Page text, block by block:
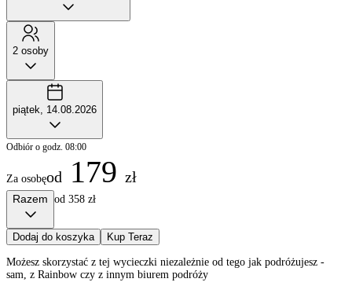
2 osoby
piątek, 14.08.2026
Odbiór o godz. 08:00
Za osobęod 179 zł
Razem od 358 zł
Dodaj do koszyka Kup Teraz
Możesz skorzystać z tej wycieczki niezależnie od tego jak podróżujesz -
sam, z Rainbow czy z innym biurem podróży